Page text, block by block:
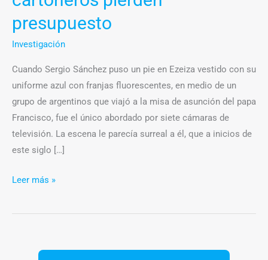
presupuesto
Investigación
Cuando Sergio Sánchez puso un pie en Ezeiza vestido con su
uniforme azul con franjas fluorescentes, en medio de un
grupo de argentinos que viajó a la misa de asunción del papa
Francisco, fue el único abordado por siete cámaras de
televisión. La escena le parecía surreal a él, que a inicios de
este siglo […]
Leer más »